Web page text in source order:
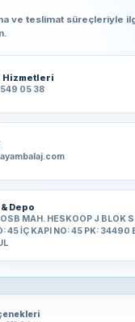
ve teslimat süreçleriyle
Hizmetleri
05 38
Depo
MAH. HESKOOP J BLOK
45 İÇ KAPI NO: 45 PK: 34490